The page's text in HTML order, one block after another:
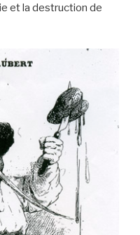
et la destruction de